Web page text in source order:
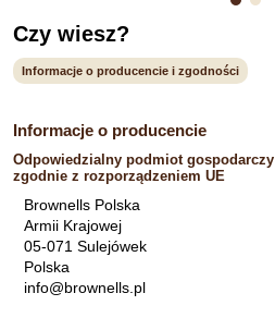
Czy wiesz?
Informacje o producencie i zgodności
Informacje o producencie
Odpowiedzialny podmiot gospodarczy
zgodnie z rozporządzeniem UE
Brownells Polska
Armii Krajowej
05-071 Sulejówek
Polska
info@brownells.pl